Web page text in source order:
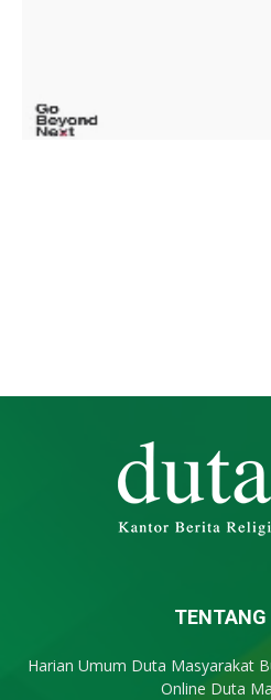
Harian Umum Duta Masyarakat
Online Duta